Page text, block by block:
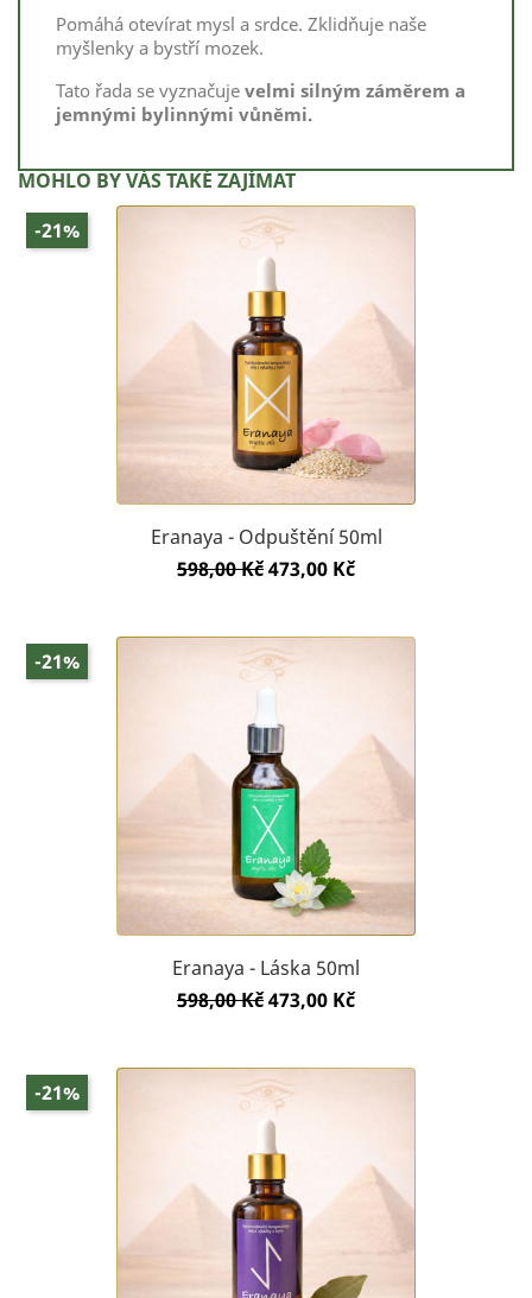
Pomáhá otevírat mysl a srdce. Zklidňuje naše
myšlenky a bystří mozek.
Tato řada se vyznačuje velmi silným záměrem a
jemnými bylinnými vůněmi.
MOHLO BY VÁS TAKÉ ZAJÍMAT
Eranaya - Odpuštění 50ml
Běžná
598,00 KčCena
473,00 Kč
-21%
Eranaya - Láska 50ml
Běžná
598,00 KčCena
473,00 Kč
-21%
-21%